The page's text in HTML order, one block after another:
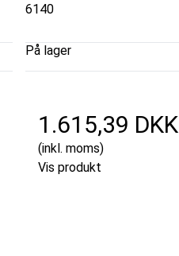
6140
På lager
1.615,39 DKK
(inkl. moms)
Vis produkt